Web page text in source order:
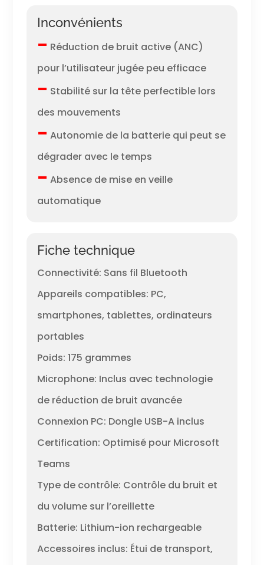
Inconvénients
– Réduction de bruit active (ANC)
pour l’utilisateur jugée peu efficace
– Stabilité sur la tête perfectible lors
des mouvements
– Autonomie de la batterie qui peut se
dégrader avec le temps
– Absence de mise en veille
automatique
Fiche technique
Connectivité: Sans fil Bluetooth
Appareils compatibles: PC,
smartphones, tablettes, ordinateurs
portables
Poids: 175 grammes
Microphone: Inclus avec technologie
de réduction de bruit avancée
Connexion PC: Dongle USB-A inclus
Certification: Optimisé pour Microsoft
Teams
Type de contrôle: Contrôle du bruit et
du volume sur l’oreillette
Batterie: Lithium-ion rechargeable
Accessoires inclus: Étui de transport,